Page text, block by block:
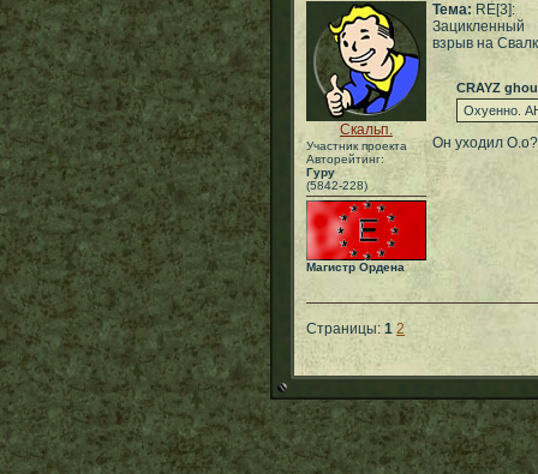
Скальп.
Участник проекта
Авторейтинг:
Гуру
(5842-228)
Магистр Ордена
Тема: RE[3]:
Зацикленный
взрыв на
CRAYZ
Охуенно.
Он уходил О.о?
Страницы: 1 2